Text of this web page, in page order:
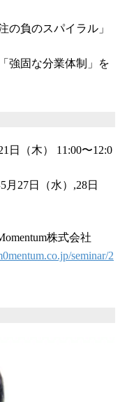
の負のスパイラル」
強固な分業体制」を
（木） 11:00〜12:0
日（水）,28日
株式会社
seminar/2